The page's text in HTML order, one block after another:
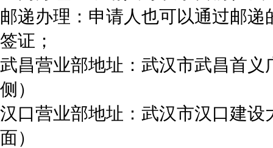
邮递办理：申请人也可以通过邮
签证；
武昌营业部地址：武汉市武昌首
侧）
汉口营业部地址：武汉市汉口建
面）